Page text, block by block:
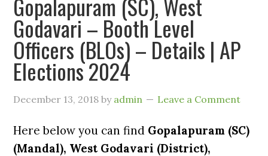
Godavari – Booth Level
Officers (BLOs) – Details | AP
Elections 2024
December 13, 2018 by admin Leave a Comment
Here below you can find Gopalapuram (SC)
(Mandal), West Godavari (District),